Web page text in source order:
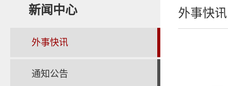
外事快讯
新闻中心
外事快讯
通知公告